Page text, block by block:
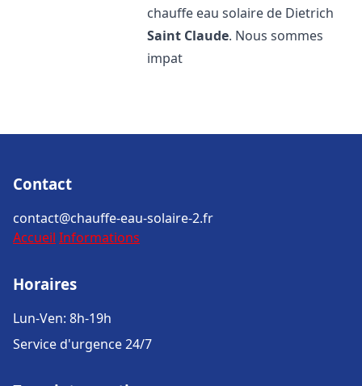
chauffe eau solaire de Dietrich
Saint Claude. Nous sommes
impat
Contact
contact@chauffe-eau-solaire-2.fr
Accueil Informations
Horaires
Lun-Ven: 8h-19h
Service d'urgence 24/7